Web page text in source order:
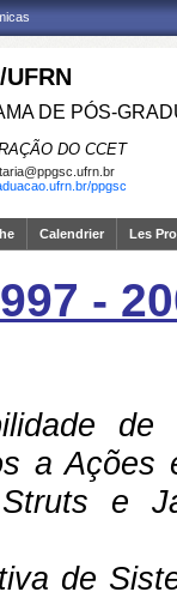
UFRN
DE PÓS-
DO CCET
ppgsc
Calendrier Les
-
a
e
de